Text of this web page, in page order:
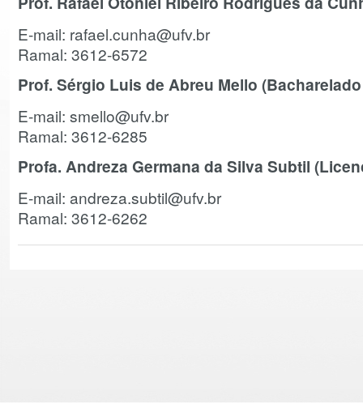
E-mail: rafael.cunha@ufv.br
Ramal: 3612-6572
Prof. Sérgio Luis de Abreu Mello
E-mail: smello@ufv.br
Ramal: 3612-6285
Profa. Andreza Germana da Silva Subtil
E-mail: andreza.subtil@ufv.br
Ramal: 3612-6262